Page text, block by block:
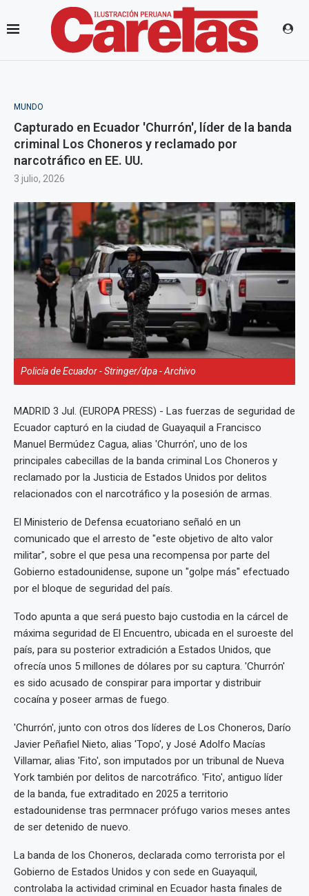
MUNDO
Capturado en Ecuador 'Churrón', líder de la banda
criminal Los Choneros y reclamado por
narcotráfico en EE. UU.
3 julio, 2026
Policía de Ecuador - Stringer/dpa - Archivo
MADRID 3 Jul. (EUROPA PRESS) - Las fuerzas de seguridad de
Ecuador capturó en la ciudad de Guayaquil a Francisco
Manuel Bermúdez Cagua, alias 'Churrón', uno de los
principales cabecillas de la banda criminal Los Choneros y
reclamado por la Justicia de Estados Unidos por delitos
relacionados con el narcotráfico y la posesión de armas.
El Ministerio de Defensa ecuatoriano señaló en un
comunicado que el arresto de "este objetivo de alto valor
militar", sobre el que pesa una recompensa por parte del
Gobierno estadounidense, supone un "golpe más" efectuado
por el bloque de seguridad del país.
Todo apunta a que será puesto bajo custodia en la cárcel de
máxima seguridad de El Encuentro, ubicada en el suroeste del
país, para su posterior extradición a Estados Unidos, que
ofrecía unos 5 millones de dólares por su captura. 'Churrón'
es sido acusado de conspirar para importar y distribuir
cocaína y poseer armas de fuego.
'Churrón', junto con otros dos líderes de Los Choneros, Darío
Javier Peñafiel Nieto, alias 'Topo', y José Adolfo Macías
Villamar, alias 'Fito', son imputados por un tribunal de Nueva
York también por delitos de narcotráfico. 'Fito', antiguo líder
de la banda, fue extraditado en 2025 a territorio
estadounidense tras permnacer prófugo varios meses antes
de ser detenido de nuevo.
La banda de los Choneros, declarada como terrorista por el
Gobierno de Estados Unidos y con sede en Guayaquil,
controlaba la actividad criminal en Ecuador hasta finales de